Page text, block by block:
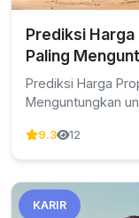
Prediksi
Paling
Prediksi Harga
Menguntungkan
9.3 12
KARIR